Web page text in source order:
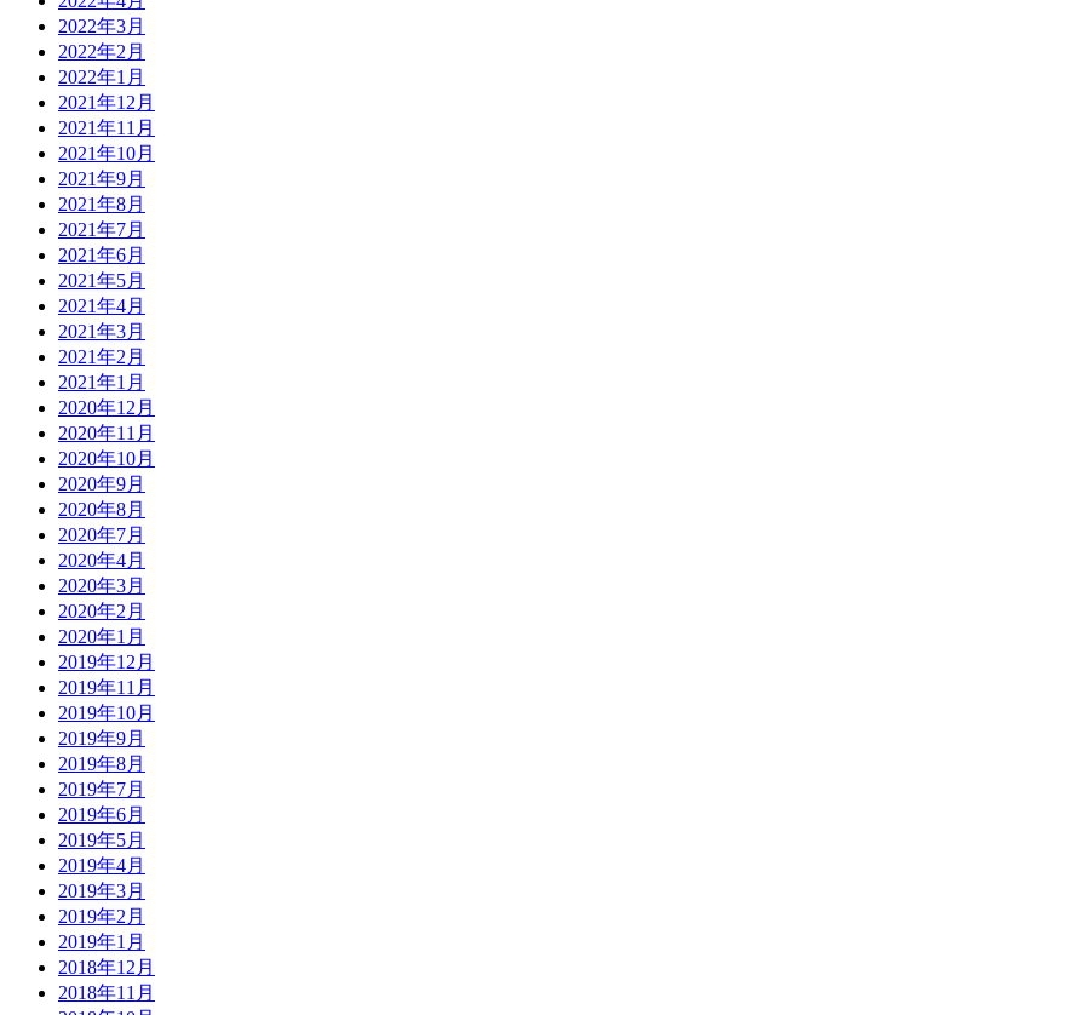
2022年3月
2022年2月
2022年1月
2021年12月
2021年11月
2021年10月
2021年9月
2021年8月
2021年7月
2021年6月
2021年5月
2021年4月
2021年3月
2021年2月
2021年1月
2020年12月
2020年11月
2020年10月
2020年9月
2020年8月
2020年7月
2020年4月
2020年3月
2020年2月
2020年1月
2019年12月
2019年11月
2019年10月
2019年9月
2019年8月
2019年7月
2019年6月
2019年5月
2019年4月
2019年3月
2019年2月
2019年1月
2018年12月
2018年11月